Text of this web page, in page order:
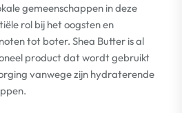
gemeenschappen in deze
rol bij het oogsten en
tot boter. Shea Butter is al
product dat wordt gebruikt
vanwege zijn hydraterende